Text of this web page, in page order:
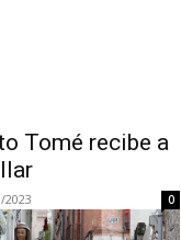
Tomé recibe a
2023 0